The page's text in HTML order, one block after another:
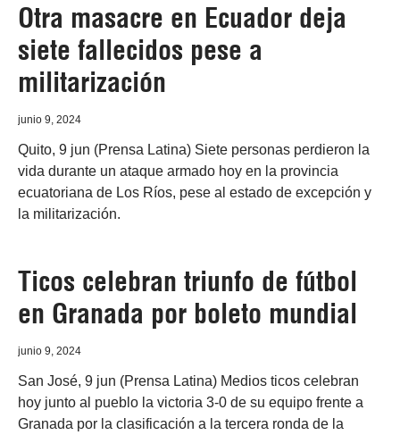
Otra masacre en Ecuador deja
siete fallecidos pese a
militarización
junio 9, 2024
Quito, 9 jun (Prensa Latina) Siete personas perdieron la
vida durante un ataque armado hoy en la provincia
ecuatoriana de Los Ríos, pese al estado de excepción y
la militarización.
Ticos celebran triunfo de fútbol
en Granada por boleto mundial
junio 9, 2024
San José, 9 jun (Prensa Latina) Medios ticos celebran
hoy junto al pueblo la victoria 3-0 de su equipo frente a
Granada por la clasificación a la tercera ronda de la